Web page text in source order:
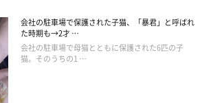
会社の駐車場で保護された子猫、「暴君」と呼ばれ
た時期も→2才 …
会社の駐車場で母猫とともに保護された6匹の子
猫。そのうちの1 …